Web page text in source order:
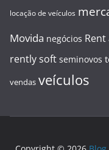
locação de veículos
Movida negócios Rent
rently soft seminovos
vendas veículos